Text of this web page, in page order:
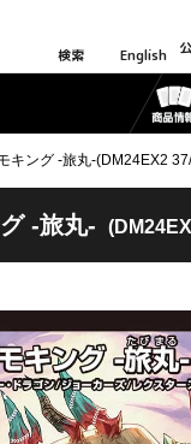
検索 English
キング -旅丸-(DM24EX2
-旅丸-